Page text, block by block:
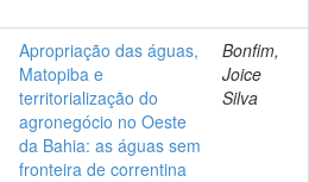
Apropriação das águas,
Matopiba e
territorialização do
agronegócio no Oeste
da Bahia: as águas sem
fronteira de correntina
Bonfim,
Joice
Silva